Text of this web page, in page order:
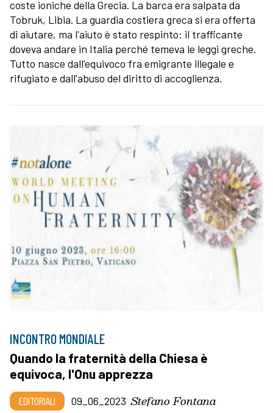
coste ioniche della Grecia. La barca era salpata da
Tobruk, Libia. La guardia costiera greca si era offerta
di aiutare, ma l'aiuto è stato respinto: il trafficante
doveva andare in Italia perché temeva le leggi greche.
Tutto nasce dall'equivoco fra emigrante illegale e
rifugiato e dall'abuso del diritto di accoglienza.
INCONTRO MONDIALE
Quando la fraternità della Chiesa è
equivoca, l'Onu apprezza
EDITORIALI 09_06_2023 Stefano Fontana